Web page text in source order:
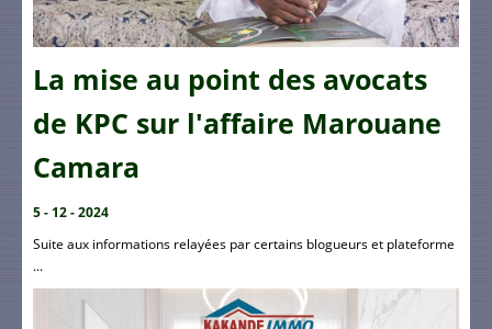
La mise au point des avocats
de KPC sur l'affaire Marouane
Camara
5 - 12 - 2024
Suite aux informations relayées par certains blogueurs et plateforme
...